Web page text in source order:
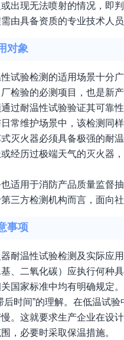
出现无法喷射的情况，即
由具备资质的专业技术人
对象
试验检测的适用场景十分
检验的必测项目，也是新
过耐温性试验验证其可靠
常维护场景中，该检测同
灭火器必须具备极强的耐
经历过极端天气的灭火器
适用于消防产品质量监督
三方检测机构而言，面向
事项
耐温性试验检测及实际应
、二氧化碳）应执行何种
国家标准中均有明确规定
后时间”的理解。在低温试
。这就要求生产企业在设
，必要时采取保温措施。